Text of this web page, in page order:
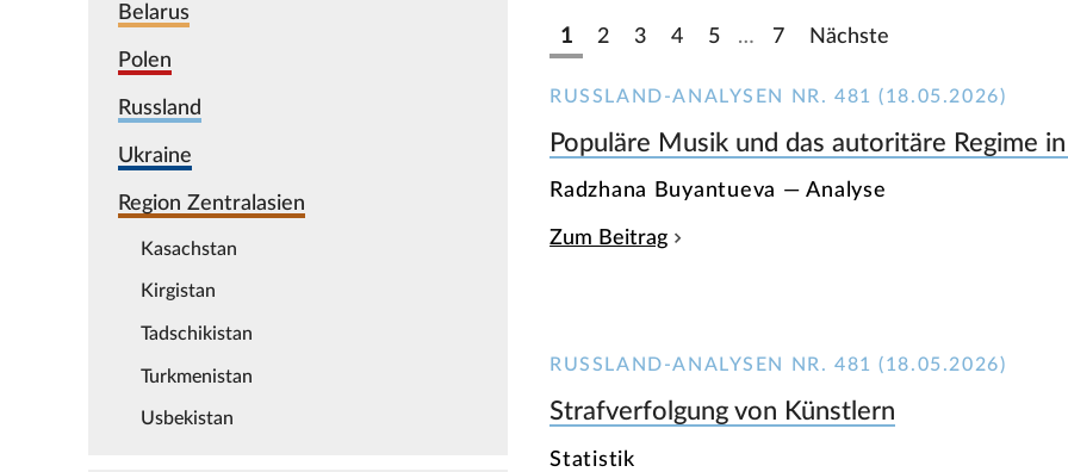
Belarus
Polen
Russland
Ukraine
Region Zentralasien
Kasachstan
Kirgistan
Tadschikistan
Turkmenistan
Usbekistan
1 2 3 4 5 … 7 Nächste
RUSSLAND-ANALYSEN NR. 481 (18.05.2026)
Populäre Musik und das autoritäre Regime in
Radzhana Buyantueva — Analyse
Zum Beitrag
RUSSLAND-ANALYSEN NR. 481 (18.05.2026)
Strafverfolgung von Künstlern
Statistik